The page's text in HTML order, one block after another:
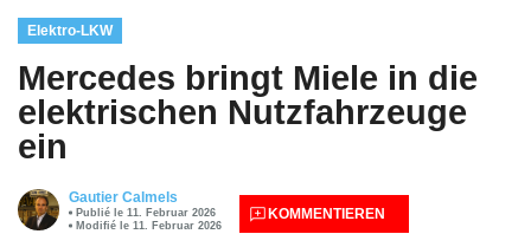
Elektro-LKW
Mercedes bringt Miele in die
elektrischen Nutzfahrzeuge
ein
Gautier Calmels
Publié le 11. Februar 2026
Modifié le 11. Februar 2026
KOMMENTIEREN